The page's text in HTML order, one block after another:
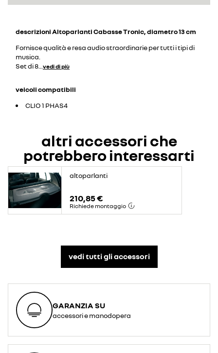
descrizioniAltoparlanti Cabasse Tronic, diametro 13 cm
Fornisce qualità e resa audio straordinarie per tutti i tipi di
musica.
Set di 8 vedi di più
veicoli compatibili
CLIO 1 PHAS4
altri accessori che
potrebbero interessarti
altoparlanti
210,85 €
Richiede montaggio
vedi tutti gli accessori​
GARANZIA SU
accessori e manodopera